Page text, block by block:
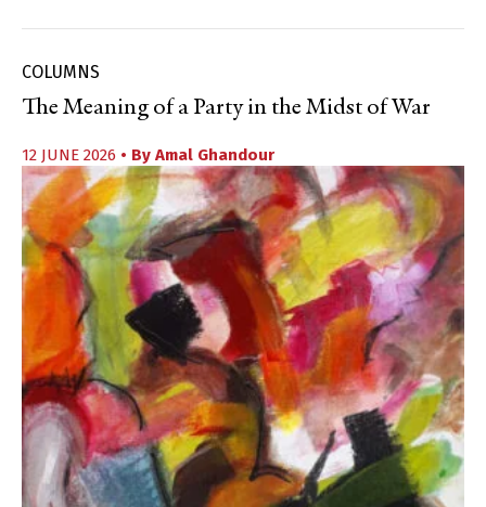
COLUMNS
The Meaning of a Party in the Midst of War
12 JUNE 2026 • By Amal Ghandour